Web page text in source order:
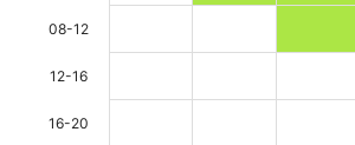
08-12
12-16
16-20